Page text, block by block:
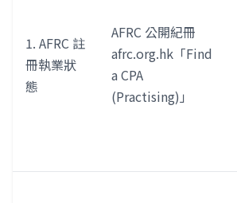
1. AFRC 註
冊執業狀
態
AFRC 公開紀冊
afrc.org.hk「Find
a CPA
(Practising)」